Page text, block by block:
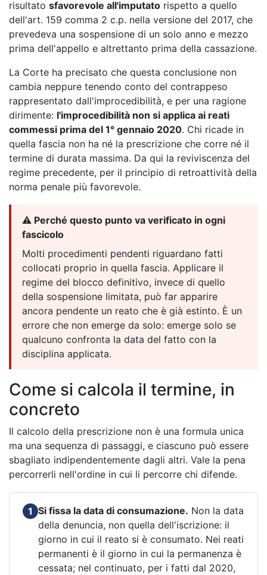
risultato sfavorevole all'imputato rispetto a quello
dell'art. 159 comma 2 c.p. nella versione del 2017, che
prevedeva una sospensione di un solo anno e mezzo
prima dell'appello e altrettanto prima della cassazione.
La Corte ha precisato che questa conclusione non
cambia neppure tenendo conto del contrappeso
rappresentato dall'improcedibilità, e per una ragione
dirimente: l'improcedibilità non si applica ai reati
commessi prima del 1° gennaio 2020. Chi ricade in
quella fascia non ha né la prescrizione che corre né il
termine di durata massima. Da qui la reviviscenza del
regime precedente, per il principio di retroattività della
norma penale più favorevole.
⚠️ Perché questo punto va verificato in ogni
fascicolo
Molti procedimenti pendenti riguardano fatti
collocati proprio in quella fascia. Applicare il
regime del blocco definitivo, invece di quello
della sospensione limitata, può far apparire
ancora pendente un reato che è già estinto. È un
errore che non emerge da solo: emerge solo se
qualcuno confronta la data del fatto con la
disciplina applicata.
Come si calcola il termine, in
concreto
Il calcolo della prescrizione non è una formula unica
ma una sequenza di passaggi, e ciascuno può essere
sbagliato indipendentemente dagli altri. Vale la pena
percorrerli nell'ordine in cui li percorre chi difende.
1 Si fissa la data di consumazione. Non la data
della denuncia, non quella dell'iscrizione: il
giorno in cui il reato si è consumato. Nei reati
permanenti è il giorno in cui la permanenza è
cessata; nel continuato, per i fatti dal 2020,